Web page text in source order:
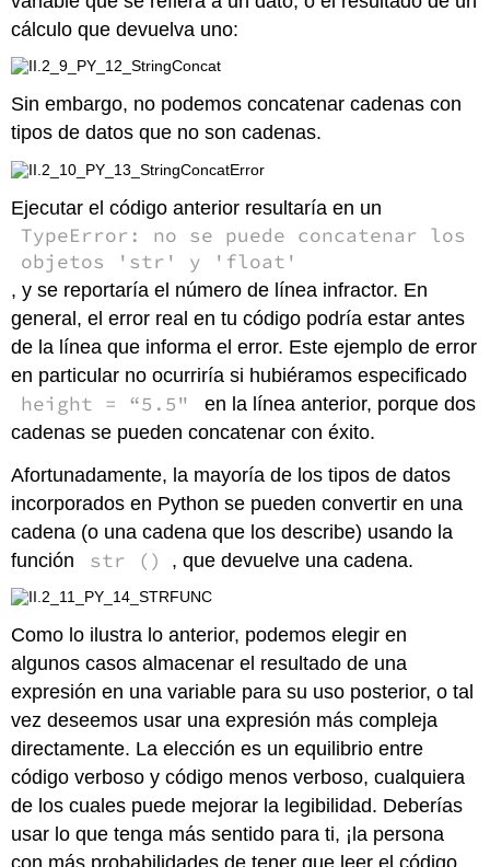
cálculo que devuelva uno:
Sin embargo, no podemos concatenar cadenas con
tipos de datos que no son cadenas.
Ejecutar el código anterior resultaría en un
TypeError: no se puede concatenar los
objetos 'str' y 'float'
, y se reportaría el número de línea infractor. En
general, el error real en tu código podría estar antes
de la línea que informa el error. Este ejemplo de error
en particular no ocurriría si hubiéramos especificado
height = “5.5"
en la línea anterior, porque dos
cadenas se pueden concatenar con éxito.
Afortunadamente, la mayoría de los tipos de datos
incorporados en Python se pueden convertir en una
cadena (o una cadena que los describe) usando la
función
str () , que devuelve una cadena.
Como lo ilustra lo anterior, podemos elegir en
algunos casos almacenar el resultado de una
expresión en una variable para su uso posterior, o tal
vez deseemos usar una expresión más compleja
directamente. La elección es un equilibrio entre
código verboso y código menos verboso, cualquiera
de los cuales puede mejorar la legibilidad. Deberías
usar lo que tenga más sentido para ti, ¡la persona